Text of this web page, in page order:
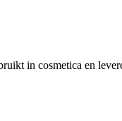
in cosmetica en